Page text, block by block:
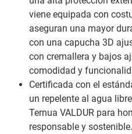
viene equipada con
aseguran una mayor
con una capucha 3D
con cremallera y bajos
comodidad y
Certificada con el
un repelente al agua
Ternua VALDUR para
responsable y